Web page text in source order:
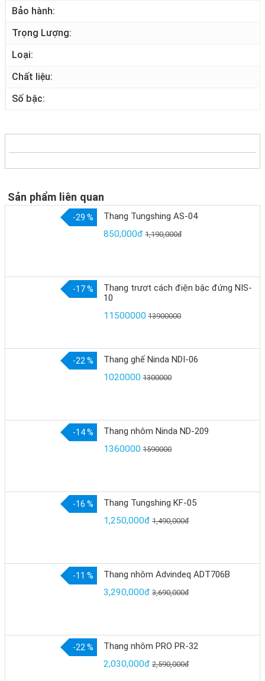
Bảo hành
Trọng Lượng
Loại
Chất liệu
Số bậc
Sản phẩm liên quan
-29 %
Thang Tungshing AS-04
850,000đ 1,190,000đ
-17 %
Thang trượt cách điện bậc đứng NIS-
10
11500000 13900000
-22 %
Thang ghế Ninda NDI-06
1020000 1300000
-14 %
Thang nhôm Ninda ND-209
1360000 1590000
-16 %
Thang Tungshing KF-05
1,250,000đ 1,490,000đ
-11 %
Thang nhôm Advindeq ADT706B
3,290,000đ 3,690,000đ
-22 %
Thang nhôm PRO PR-32
2,030,000đ 2,590,000đ